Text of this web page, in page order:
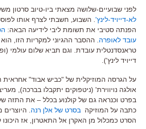
לפני שבועיים-שלושה מצאתי ביו-טיוב סרטון
לא-דייויד-לינץ' . השבוע, חשבתי לצרף אותו
הפנתה סטיבי את תשומת ליבי לידיעה הבאה:
עובד לאופרה . ההסבר ההגיוני למקריות הזו,
טראנסדנטלית עובדת. וגם תביא שלום עולמי
דייויד לינץ').
על הגרסה המוזיקלית של "כביש אבוד" אחראית
אולגה נויווירת' (ניטפוקים יתקבלו בברכה),
בפרט וכנראה גם של קולנוע בכלל – את התזה
כתבה על המוזיקה בסרט של אלן רנה .
הסרט כמכלול מן האקרן אל התאטרון, אז היכונו